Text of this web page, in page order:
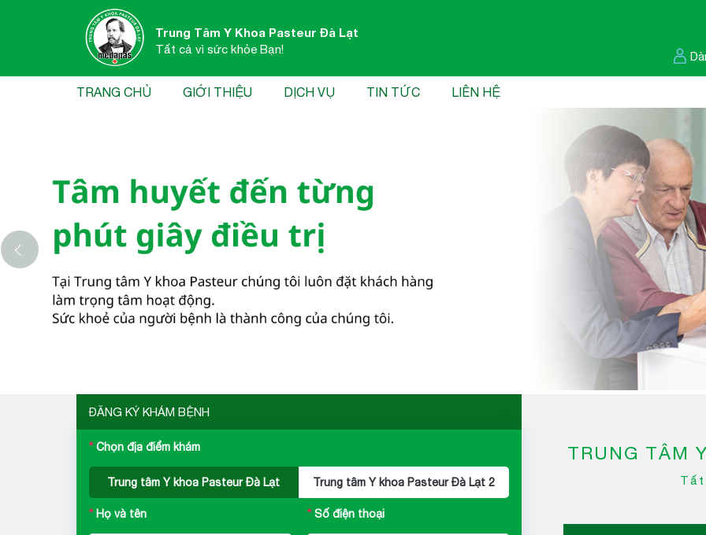
Trung Tâm Y Khoa Pasteur Đà Lạt
Tất cả vì sức khỏe Bạn!
TRANG CHỦ GIỚI THIỆU DỊCH VỤ TIN TỨC LIÊN HỆ
‹
ĐĂNG KÝ KHÁM BỆNH
Chọn địa điểm khám
Trung tâm Y khoa Pasteur Đà Lạt Trung tâm Y khoa Pasteur Đà Lạt 2
Họ và tên Số điện thoại
TRUNG TÂM